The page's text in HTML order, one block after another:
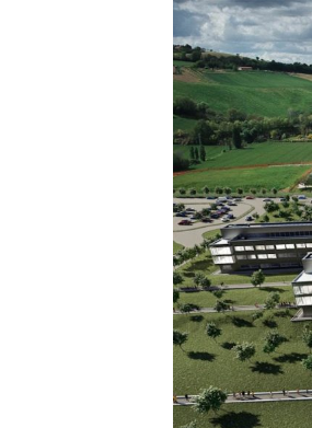
Ospedale
di
Fermo